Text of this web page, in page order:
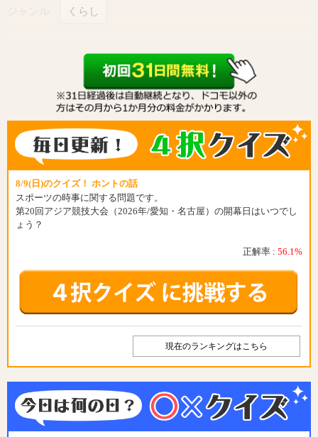
くらし
8/9(日)のクイズ！ ホントの話
スポーツの時事に関する問題です。
第20回アジア競技大会（2026年/愛知・名古屋）の開幕日はいつでし
ょう？
正解率 : 56.1%
現在のランキングはこちら